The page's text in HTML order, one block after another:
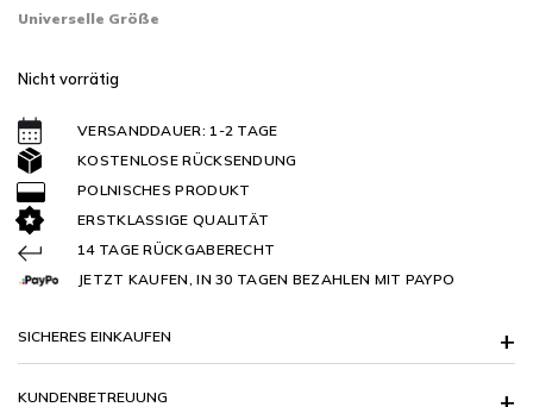
Universelle Größe
Nicht vorrätig
VERSANDDAUER: 1-2 TAGE
KOSTENLOSE RÜCKSENDUNG
POLNISCHES PRODUKT
ERSTKLASSIGE QUALITÄT
14 TAGE RÜCKGABERECHT
JETZT KAUFEN, IN 30 TAGEN BEZAHLEN MIT PAYPO
SICHERES EINKAUFEN
KUNDENBETREUUNG